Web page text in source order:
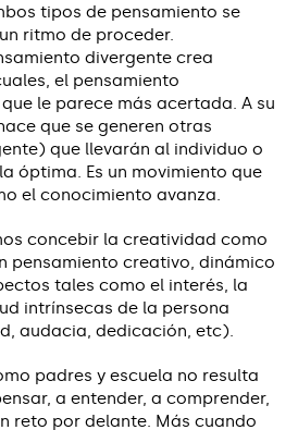
tipos de pensamiento se
ritmo de proceder.
divergente crea
el pensamiento
le parece más acertada. A su
que se generen otras
que llevarán al individuo o
óptima. Es un movimiento que
el conocimiento avanza.
concebir la creatividad como
pensamiento creativo, dinámico
tales como el interés, la
intrínsecas de la persona
audacia, dedicación, etc).
padres y escuela no resulta
a entender, a comprender,
reto por delante. Más cuando